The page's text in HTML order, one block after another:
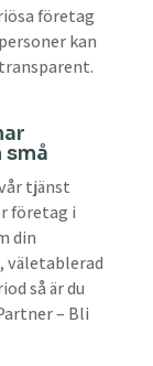
företag
kan
tjänst
företag i
din
väletablerad
så är du
– Bli